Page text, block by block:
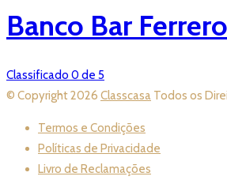
Banco Bar Ferrero
Classificado 0 de 5
© Copyright 2026 Classcasa Todos os
Termos e Condições
Políticas de Privacidade
Livro de Reclamações